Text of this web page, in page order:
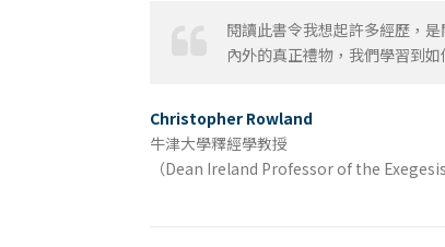
閱讀此書令我想起許多經歷，
內外的真正禮物，我們學習到
Christopher Rowland
牛津大學釋經學教授
（Dean Ireland Professor of the